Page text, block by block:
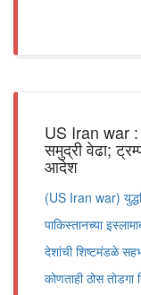
US Iran war :
समुद्री वेढा;
आदेश
(US Iran war)
पाकिस्तानच्या
देशांची शिष्टमंडळे
कोणताही ठोस तोडगा